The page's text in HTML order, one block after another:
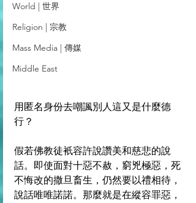
World | 世界
Religion | 宗教
Mass Media | 傳媒
Middle East
用匿名身份去嘲諷別人這又是什麼德
行？
假若佛教徒衹容許說讚美和慈悲的說
話。即使面對十惡不赦，窮兇極惡，死
不悔改的撒旦畜生，仍然要以禮相待，
說話唯唯諾諾。那麼就是在縱容罪惡，